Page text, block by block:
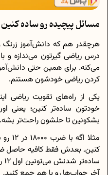
مسائل پیچیده رو ساده کنین
هرچقدر هم که دانش‌آموز زرنگ
درس ریاضی گیرتون می‌ندازه و
می‌کنه. برای همین حتی
کردن ریاضی خودشون هستنم.
یکی از راه‌های تقویت ریاضی
خودتون ساده‌تر کنین؛ یعنی
بشکونین تا حلشون راحت‌تر بشه.